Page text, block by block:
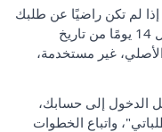
إذا لم تكن راضيًا عن طلبك
لأي سبب كان، يمكنك إرجاع منتجاتك خلال 14 يومًا من تاريخ
غير مستخدمة،
الدخول إلى حسابك،
واتباع الخطوات